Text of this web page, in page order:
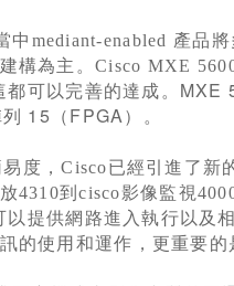
中 mediant-enabled 產品
構為主。 Cisco MXE
可以完善的達成。 MXE
15 （ FPGA）。
度，Cisco已經引進了新
4310到cisco影像監視
以提供網路進入執行以及
的使用和運作，更重要的